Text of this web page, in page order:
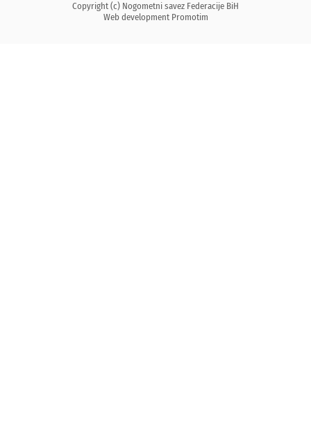
Copyright (c) Nogometni savez Federacije BiH
Web development Promotim